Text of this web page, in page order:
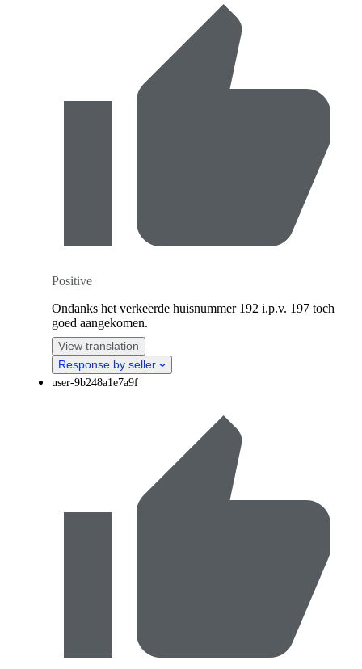
Positive
Ondanks het verkeerde huisnummer 192 i.p.v. 197 toch
goed aangekomen.
View translation
Response by seller
user-9b248a1e7a9f